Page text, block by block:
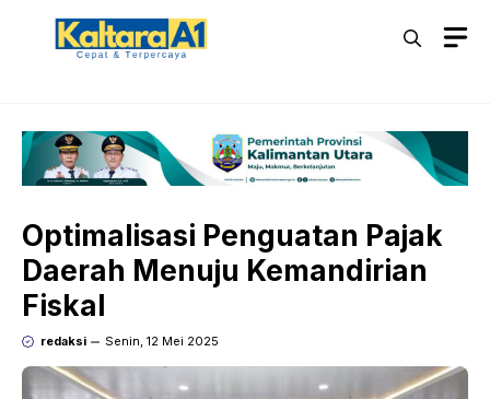
Langsung
Optimalisasi Penguatan Pajak
Daerah Menuju Kemandirian
Fiskal
redaksi Senin, 12 Mei 2025